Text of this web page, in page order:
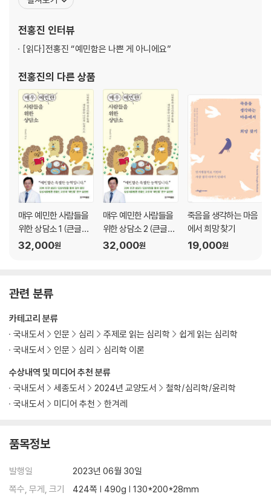
치매 아니라는 ‘치매 남편’과 치매라는 ‘우울증 아내’
망상과 창의력의 차이, 신약 개발 대표와 일론 머스크
체중 감량을 위한 잘못된 선택, 마약성 식욕억제제
개인주의를 중시하는 부부가 건강을 잃은 뒤 느낀 것
3부 트라우마편 “잊고 싶은 기억이 자꾸 떠올라요”
맞고 자란 청년이 성인이 되어 찾은 자신의 마음
남편의 갑작스러운 사망 이후 발생한 무기력증
가족의 극단적 선택을 경험한 이에게 위로가 되는 말
갑질 고객에 되살아난 ‘무서운 아빠’의 기억
데이트 폭력의 기억으로 손주에게 집착하는 할머니
IMF 외환위기 후 27년, 두 형제 이야기
20대에 발견한 자폐 스펙트럼 장애
4부 분노편 “이유 없이 화가 나고 감정조절이 안 돼요”
머리를 다친 뒤 갑자기 분노조절이 안 되는 사람
자면서 소리를 지르고 주먹질과 발길질을 하는 남자
어린 시절 폭언을 많이 듣고 자란 청년
내 스마트 기기의 공격
갑작스럽게 고집이 세지고 말이 거칠어진 50대 남자
자신을 비난하는 성향을 가진 사람
자녀들에게 좋은 기억을 만들어줘야 하는 이유
윗사람에게 지나치게 잘 보이려고 하는 사람
5부 실전편 예민함을 나만의 장점으로 만들어보자
삼성서울병원 디지털치료연구센터장, 성균관대 삼성융합의과학원
는 첨단 디지털 의료기기와 치료제를 개발하는 ㈜메디트릭스를 설
립했
전홍진 인터뷰
[읽다]전홍진 “예민함은 나쁜 게 아니에요”
전홍진의 다른 상품
매우 예민한 사람들을
위한 상담소 1 (큰글자
도서)
32,000원
매우 예민한 사람들을
위한 상담소 2 (큰글자
도서)
32,000원
죽음을 생각하는 마음
에서 희망 찾기
19,000원
관련 분류
수상내역 및 미디어 추천 분류
국내도서
세종도서 2024년 교양도서
철학/심리학/윤리학
국내도서
미디어 추천 한겨레
카테고리 분류
국내도서
인문 심리 주제로 읽는 심리학
쉽게 읽는 심리학
국내도서
인문 심리 심리학 이론
품목정보
발행일
2023년 06월 30일
쪽수, 무게, 크기
424쪽 | 490g | 130*200*28mm